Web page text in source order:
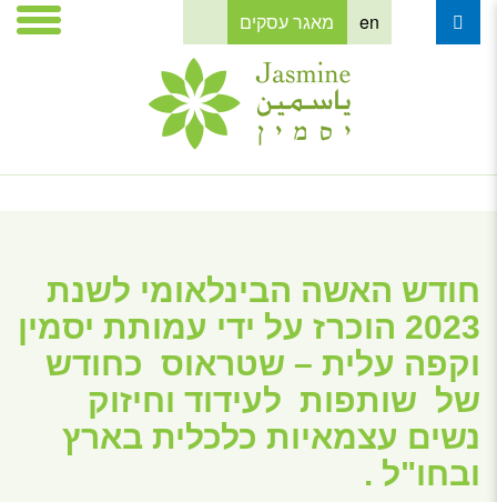
en מאגר עסקים
חודש האשה הבינלאומי לשנת
2023 הוכרז על ידי עמותת יסמין
וקפה עלית – שטראוס כחודש
של שותפות לעידוד וחיזוק
נשים עצמאיות כלכלית בארץ
ובחו"ל .